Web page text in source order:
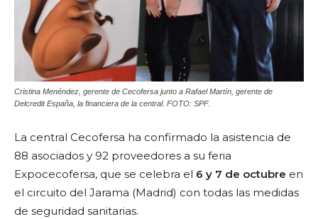
Cristina Menéndez, gerente de Cecofersa junto a Rafael Martín, gerente de
Delcredit España, la financiera de la central. FOTO: SPF.
La central Cecofersa ha confirmado la asistencia de
88 asociados y 92 proveedores a su feria
Expocecofersa, que se celebra el 6 y 7 de octubre en
el circuito del Jarama (Madrid) con todas las medidas
de seguridad sanitarias.